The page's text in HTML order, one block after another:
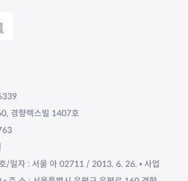
경향렉스빌 1407호
/일자 : 서울 아 02711 / 2013. 6. 26. • 사업